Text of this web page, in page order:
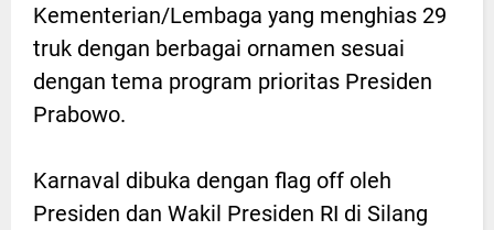
Kementerian/Lembaga yang menghias 29
truk dengan berbagai ornamen sesuai
dengan tema program prioritas Presiden
Prabowo.
Karnaval dibuka dengan flag off oleh
Presiden dan Wakil Presiden RI di Silang